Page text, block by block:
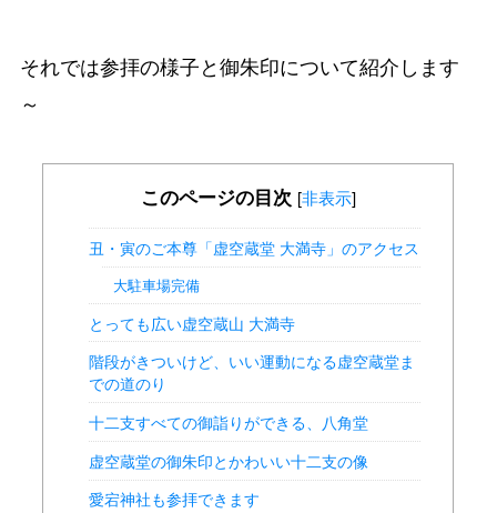
それでは参拝の様子と御朱印について紹介します
～
このページの目次 [非表示]
丑・寅のご本尊「虚空蔵堂 大満寺」のアクセス
大駐車場完備
とっても広い虚空蔵山 大満寺
階段がきついけど、いい運動になる虚空蔵堂ま
での道のり
十二支すべての御詣りができる、八角堂
虚空蔵堂の御朱印とかわいい十二支の像
愛宕神社も参拝できます